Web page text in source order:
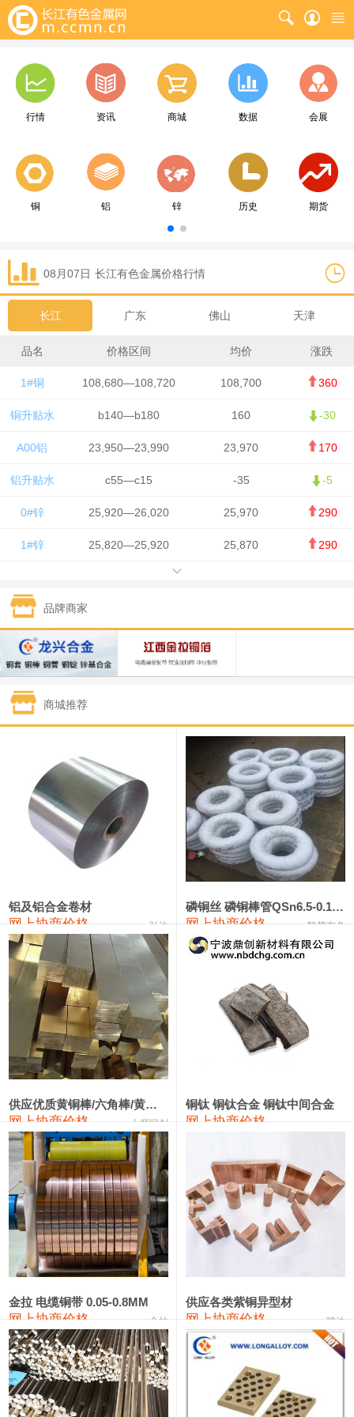
行情 资讯 商城 数据 会展
铜 铝 锌 历史 期货
08月07日 长江有色金属价格行情
长江 广东 佛山 天津
品名 价格区间 均价 涨跌
1#铜 108,680—108,720 108,700 360
铜升贴水 b140—b180 160 -30
A00铝 23,950—23,990 23,970 170
铝升贴水 c55—c15 -35 -5
0#锌 25,920—26,020 25,970 290
1#锌 25,820—25,920 25,870 290
1#锡 434,000—436,000
1#镍 129,550—130,750
1#白银 15,100—15,110 15,105 -70
钯金
331,000 -10,000
89,000—95,000 92,000 1,000
2#锑 85,000—91,000 88,000 1,000
1#镁 17,000—18,000 17,500 0
18,900—19,100 19,000 100
1#电解锰(99.7%袋装) 18,000—18,200 18,100 100
1#铬 60,000—82,000
553#硅 9,300—9,500
441#硅 9,600—9,800 9,700
3303#硅 10,300—10,500 10,400
2202#硅 14,100—14,300
金属硅3303#-2202# 10,400—14,200 12,300 0
漆包线 111,970—115,970 113,970
磷铜合金 110,800—117,600 114,200 400
无氧铜丝(硬) 109,710—110,010 109,860
R410A专用紫铜管 113,700—113,700
铸造铝合金锭(A380） 26,300—26,500 26,400 100
铝合金ADC12 24,200—24,400 100
铸造铝合金锭(ZL102) 24,300—24,500 24,400
品牌商家
商城推荐
铝及铝合金卷材
网上协商价格 弘达
磷铜丝 磷铜棒管QSn6.5-0.1 7-0.2 8-0.3
网上协商价格 联荣有色
供应优质黄铜棒/六角棒/黄铜方板
网上协商价格 十堰同创
铜钛 铜钛合金 铜钛中间合金
网上协商价格
金拉 电缆铜带 0.05-0.8MM
网上协商价格 金拉
供应各类紫铜异型材
网上协商价格 骏达